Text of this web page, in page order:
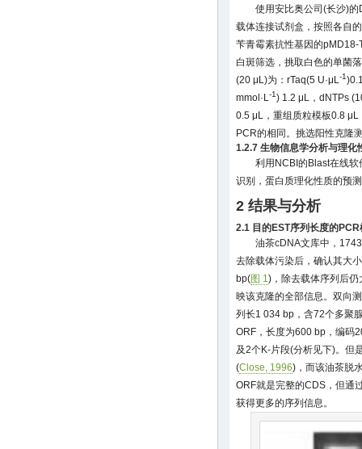
使用安比奥公司(长沙)
载体连接试剂盒，按照各自
苄青霉素抗性基因的
白斑筛选，挑取白色的单菌
(20 μL)为：rTaq(5 U·μL -1
mmol·L -1) 1.2 μL，dNTPs
0.5 μL，重组质粒模板0.8 μL
PCR的相同。挑选阳性克隆
1.2.7 生物信息学分析与理化
利用NCBI的Blast在线
识别，蛋白质理化性质的预
2 结果与分析
2.1 目的EST序列长度的
油茶cDNA文库中，
去除载体污染后，确认其大
bp(图 1 )，除去载体序列后
映该克隆的全部信息。双向
列长1 034 bp，含72个多聚
ORF，长度为600 bp，编码
及2个K-片段(分析见下)。但
(Close, 1996)，而该油茶脱
ORF就是完整的CDS，但通
获得更多的序列信息。